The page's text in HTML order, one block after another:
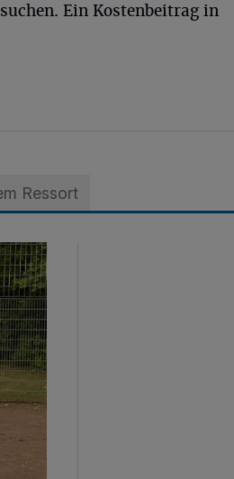
Ein Kostenbeitrag in
Ressort